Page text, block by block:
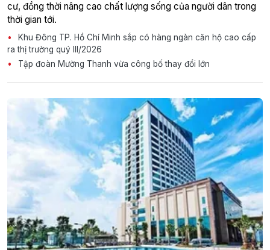
cư, đồng thời nâng cao chất lượng sống của người dân trong
thời gian tới.
Khu Đông TP. Hồ Chí Minh sắp có hàng ngàn căn hộ cao cấp
ra thị trường quý III/2026
Tập đoàn Mường Thanh vừa công bố thay đổi lớn